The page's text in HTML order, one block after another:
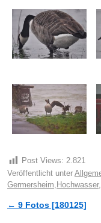
Post Views: 2.821
Veröffentlicht unter
Germersheim Hochwasser,
Artikelnavigation
← 9 Fotos [180125]